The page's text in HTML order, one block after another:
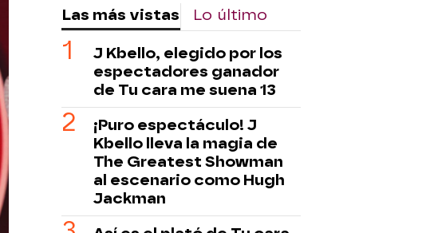
Las más vistas Lo último
J Kbello, elegido por los
espectadores ganador
de Tu cara me suena 13
¡Puro espectáculo! J
Kbello lleva la magia de
The Greatest Showman
al escenario como Hugh
Jackman